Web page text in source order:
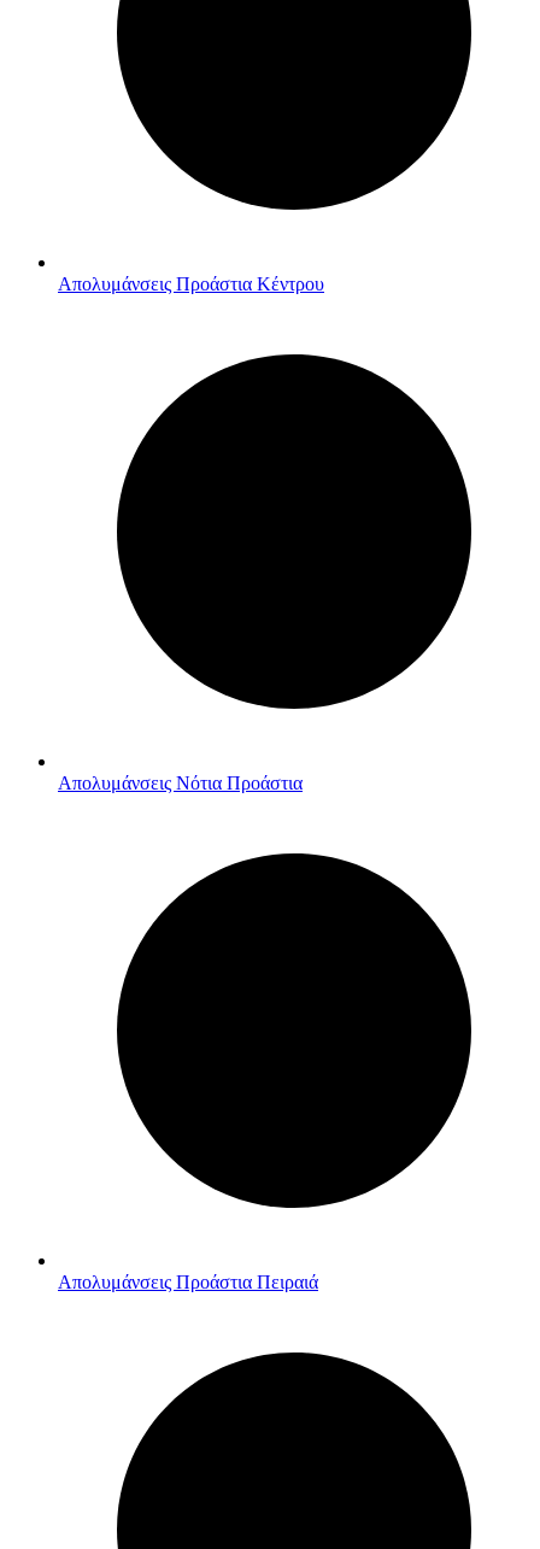
Απολυμάνσεις Προάστια Κέντρου
Απολυμάνσεις Νότια Προάστια
Απολυμάνσεις Προάστια Πειραιά